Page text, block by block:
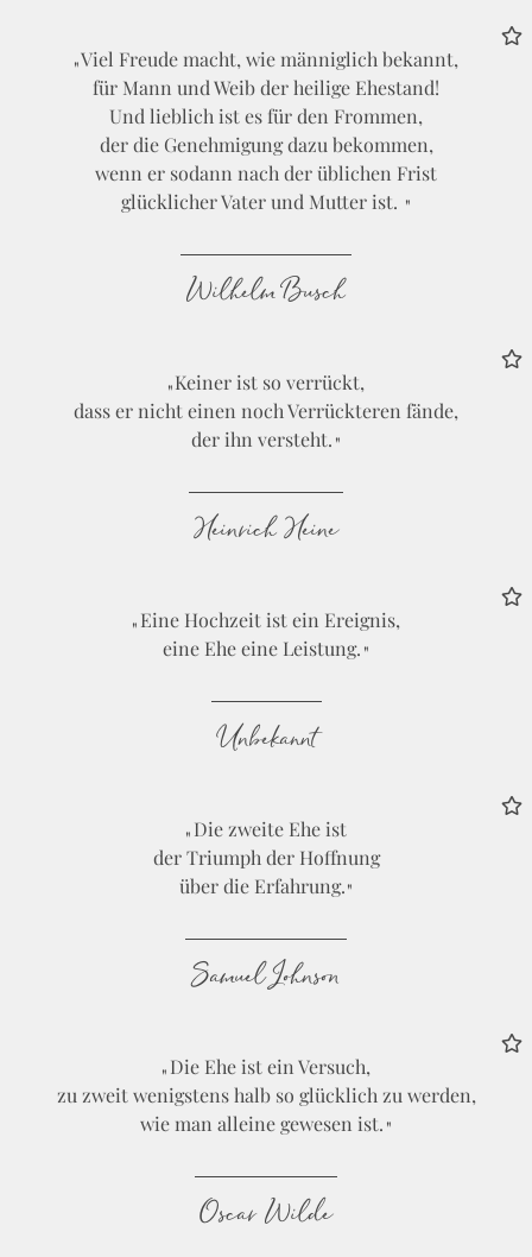
Viel Freude macht, wie männiglich bekannt,
für Mann und Weib der heilige Ehestand!
Und lieblich ist es für den Frommen,
der die Genehmigung dazu bekommen,
wenn er sodann nach der üblichen Frist
glücklicher Vater und Mutter ist.
Wilhelm Busch
Keiner ist so verrückt,
dass er nicht einen noch Verrückteren fände,
der ihn versteht.
Heinrich Heine
Eine Hochzeit ist ein Ereignis,
eine Ehe eine Leistung.
Unbekannt
Die zweite Ehe ist
der Triumph der Hoffnung
über die Erfahrung.
Samuel Johnson
Die Ehe ist ein Versuch,
zu zweit wenigstens halb so glücklich zu werden,
wie man alleine gewesen ist.
Oscar Wilde